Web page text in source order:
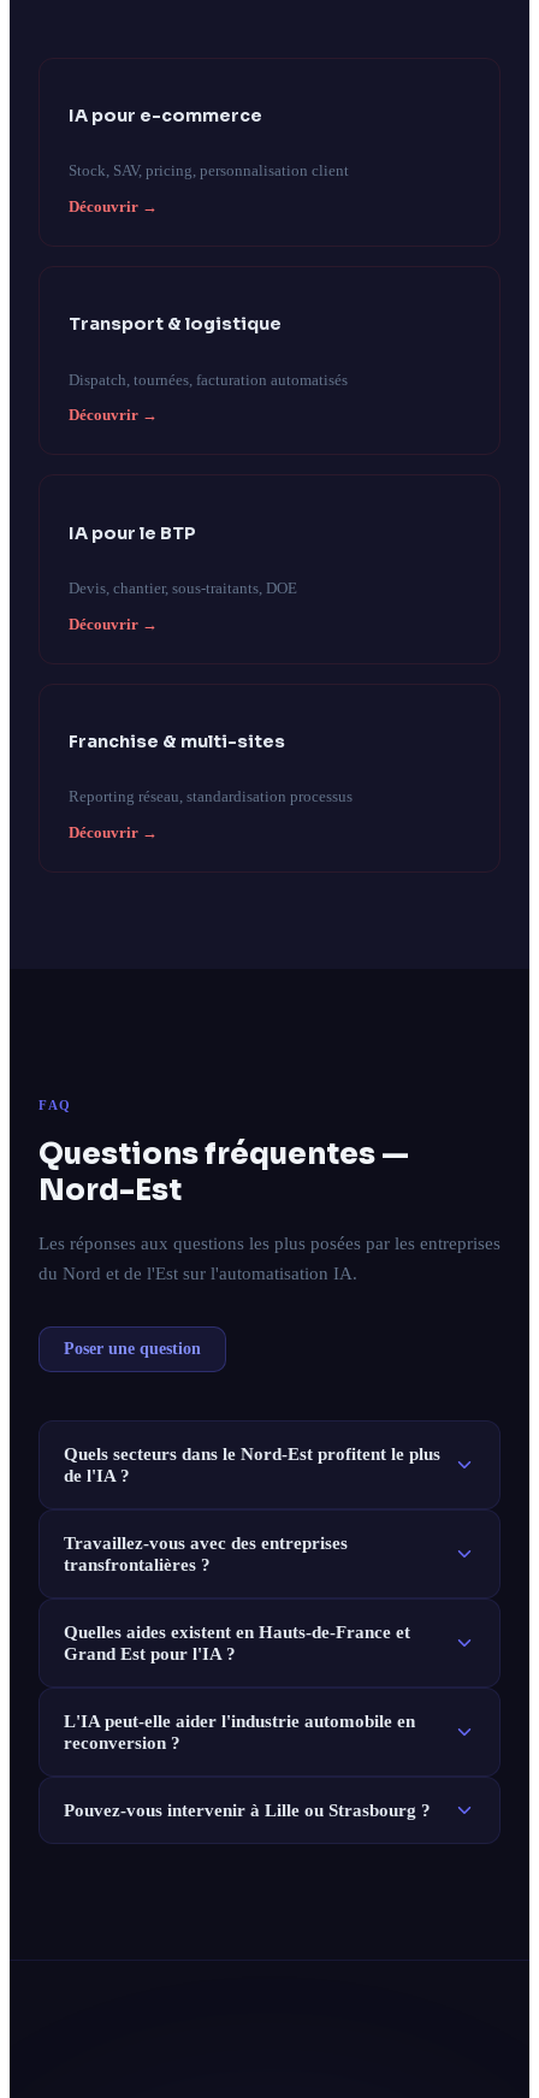
IA pour e-commerce
Stock, SAV, pricing, personnalisation client
Découvrir →
Transport & logistique
Dispatch, tournées, facturation automatisés
Découvrir →
IA pour le BTP
Devis, chantier, sous-traitants, DOE
Découvrir →
Franchise & multi-sites
Reporting réseau, standardisation processus
Découvrir →
FAQ
Questions fréquentes —
Nord-Est
Les réponses aux questions les plus posées par les entreprises
du Nord et de l'Est sur l'automatisation IA.
Poser une question
Quels secteurs dans le Nord-Est profitent le plus
de l'IA ?
Travaillez-vous avec des entreprises
transfrontalières ?
Quelles aides existent en Hauts-de-France et
Grand Est pour l'IA ?
L'IA peut-elle aider l'industrie automobile en
reconversion ?
Pouvez-vous intervenir à Lille ou Strasbourg ?